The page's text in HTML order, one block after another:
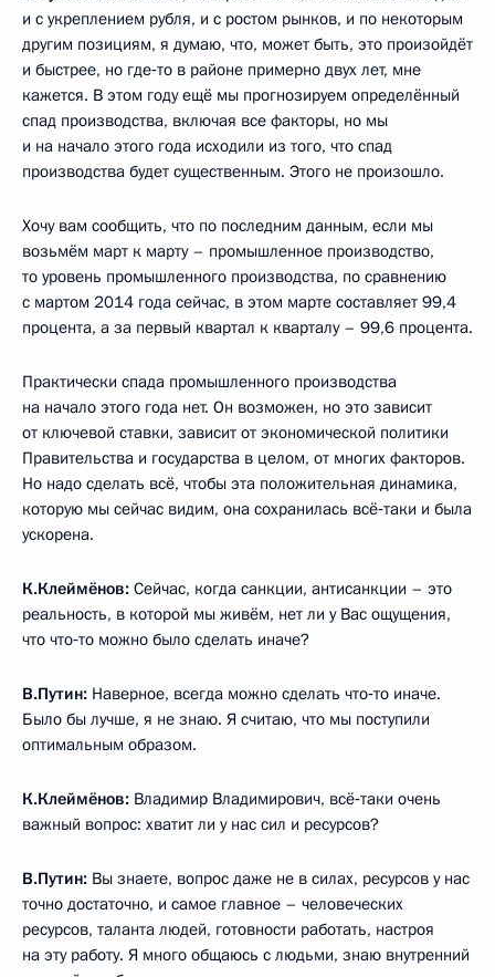
и с укреплением рубля, и с ростом рынков, и по некоторым
другим позициям, я думаю, что, может быть, это произойдёт
и быстрее, но где‑то в районе примерно двух лет, мне
кажется. В этом году ещё мы прогнозируем определённый
спад производства, включая все факторы, но мы
и на начало этого года исходили из того, что спад
производства будет существенным. Этого не произошло.
Хочу вам сообщить, что по последним данным, если мы
возьмём март к марту – промышленное производство,
то уровень промышленного производства, по сравнению
с мартом 2014 года сейчас, в этом марте составляет 99,4
процента, а за первый квартал к кварталу – 99,6 процента.
Практически спада промышленного производства
на начало этого года нет. Он возможен, но это зависит
от ключевой ставки, зависит от экономической политики
Правительства и государства в целом, от многих факторов.
Но надо сделать всё, чтобы эта положительная динамика,
которую мы сейчас видим, она сохранилась всё‑таки и была
ускорена.
К.Клеймёнов: Сейчас, когда санкции, антисанкции – это
реальность, в которой мы живём, нет ли у Вас ощущения,
что что‑то можно было сделать иначе?
В.Путин: Наверное, всегда можно сделать что‑то иначе.
Было бы лучше, я не знаю. Я считаю, что мы поступили
оптимальным образом.
К.Клеймёнов: Владимир Владимирович, всё‑таки очень
важный вопрос: хватит ли у нас сил и ресурсов?
В.Путин: Вы знаете, вопрос даже не в силах, ресурсов у нас
точно достаточно, и самое главное – человеческих
ресурсов, таланта людей, готовности работать, настроя
на эту работу. Я много общаюсь с людьми, знаю внутренний